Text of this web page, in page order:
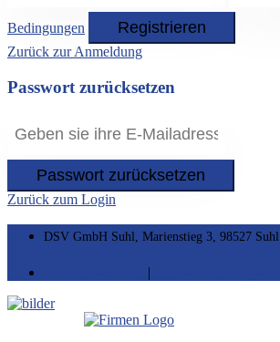
Bedingungen Registrieren
Zurück zur Anmeldung
Passwort zurücksetzen
Passwort zurücksetzen
Zurück zum Login
DSV GmbH Suhl, Marienstieg 3, 98527 Suhl
|